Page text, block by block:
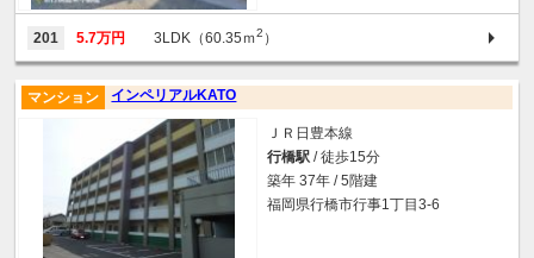
201 5.7万円 3LDK（60.35ｍ2 ）
インペリアルKATO
マンション
ＪＲ日豊本線
行橋駅 / 徒歩15分
築年 37年 / 5階建
福岡県行橋市行事1丁目3-6